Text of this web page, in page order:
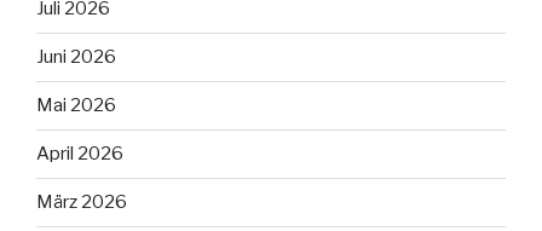
Juli 2026
Juni 2026
Mai 2026
April 2026
März 2026